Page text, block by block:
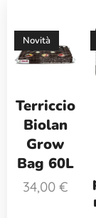
Terriccio
Biolan
Grow
Bag 60L
Novità
34,00€